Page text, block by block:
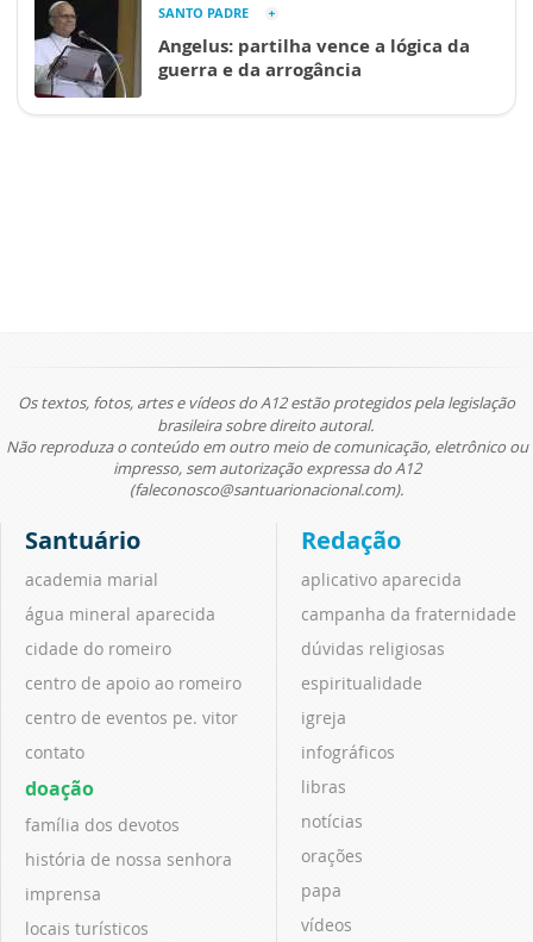
SANTO PADRE
Angelus: partilha vence a lógica da
guerra e da arrogância
Os textos, fotos, artes e vídeos do A12 estão protegidos pela legislação
brasileira sobre direito autoral.
Não reproduza o conteúdo em outro meio de comunicação, eletrônico ou
impresso, sem autorização expressa do A12
(faleconosco@santuarionacional.com).
Santuário
academia marial
água mineral aparecida
cidade do romeiro
centro de apoio ao romeiro
centro de eventos pe. vitor
contato
doação
família dos devotos
história de nossa senhora
imprensa
locais turísticos
Redação
aplicativo aparecida
campanha da fraternidade
dúvidas religiosas
espiritualidade
igreja
infográficos
libras
notícias
orações
papa
vídeos